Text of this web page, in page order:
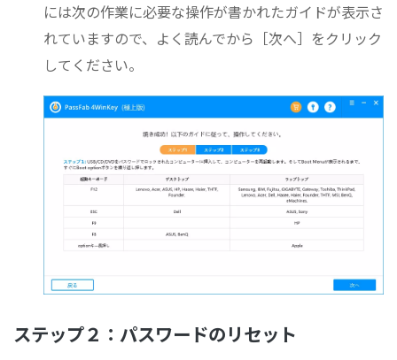
には次の作業に必要な操作が書かれたガイドが表示さ
れていますので、よく読んでから［次へ］をクリック
してください。
ステップ２：パスワードのリセット